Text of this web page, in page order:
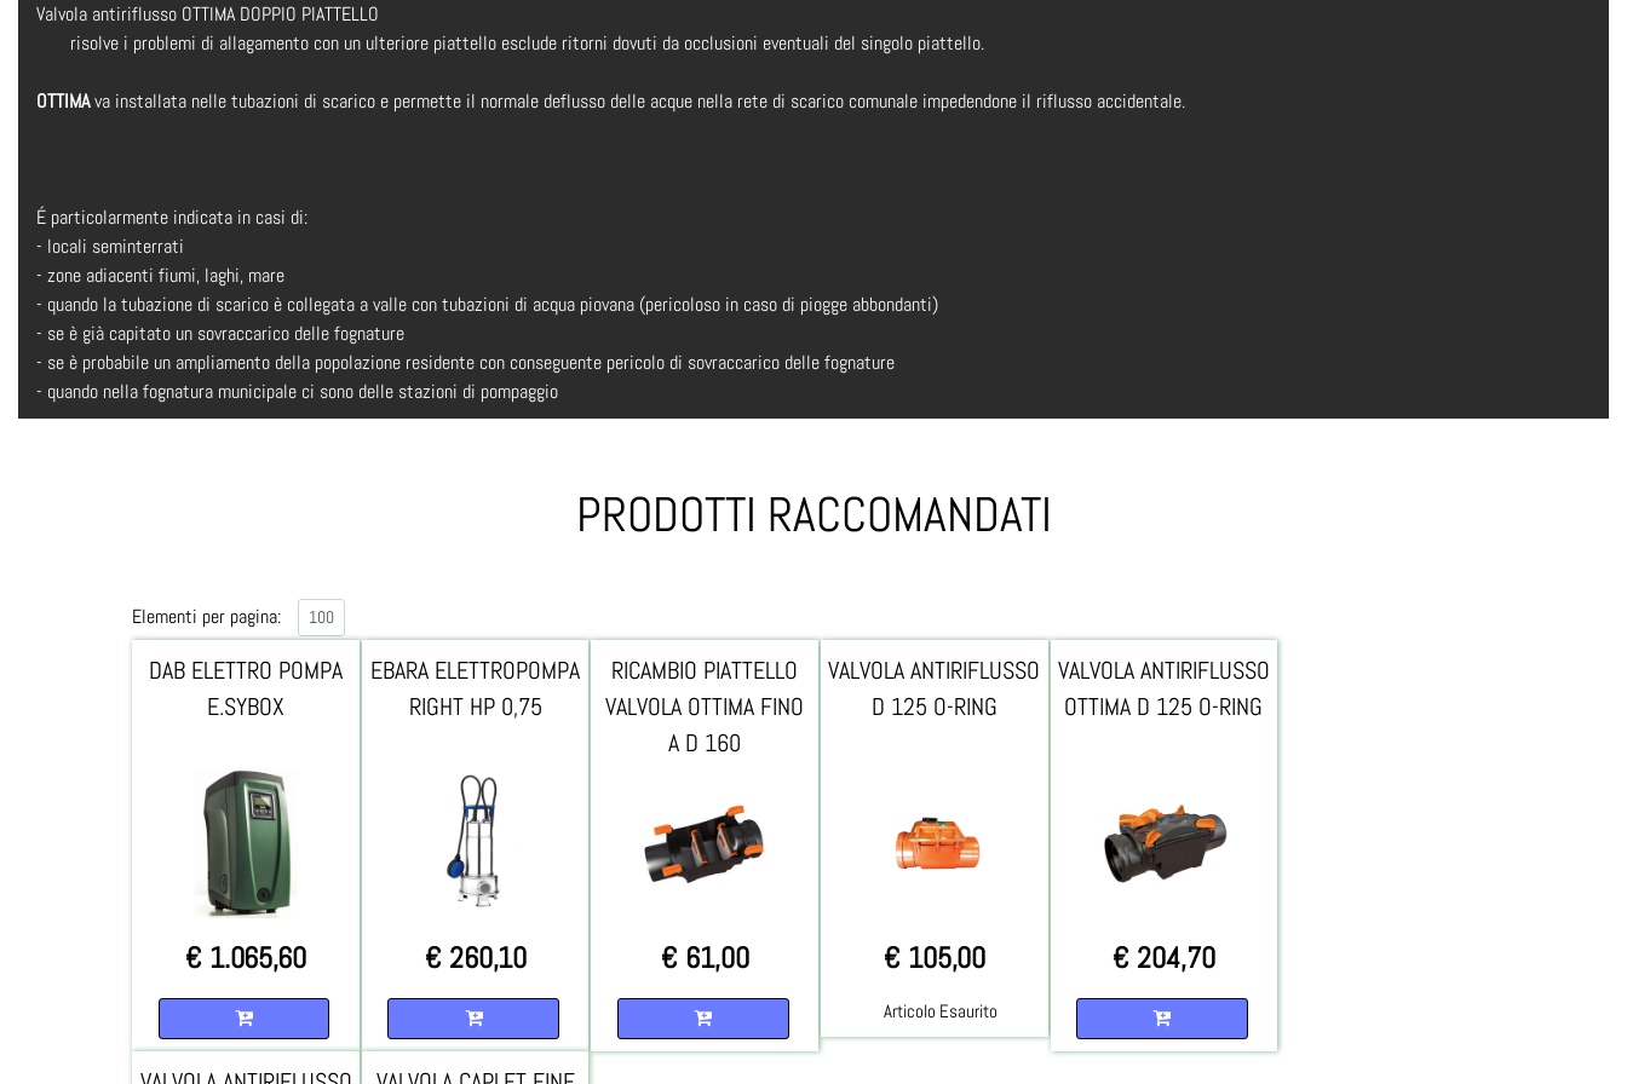
Valvola antiriflusso OTTIMA DOPPIO PIATTELLO
risolve i problemi di allagamento con un ulteriore piattello esclude ritorni dovuti da occlusioni eventuali del singolo piattello.
OTTIMAva installata nelle tubazioni di scarico e permette il normale deflusso delle acque nella rete di scarico comunale impedendone il riflusso accidentale.
É particolarmente indicata in casi di:
- locali seminterrati
- zone adiacenti fiumi, laghi, mare
- quando la tubazione di scarico è collegata a valle con tubazioni di acqua piovana (pericoloso in caso di piogge abbondanti)
- se è già capitato un sovraccarico delle fognature
- se è probabile un ampliamento della popolazione residente con conseguente pericolo di sovraccarico delle fognature
- quando nella fognatura municipale ci sono delle stazioni di pompaggio
PRODOTTI RACCOMANDATI
Elementi per pagina:
DAB ELETTRO POMPA
E.SYBOX
€ 1.065,60
EBARA ELETTROPOMPA
RIGHT HP 0,75
€ 260,10
RICAMBIO PIATTELLO
VALVOLA OTTIMA FINO
A D 160
€ 61,00
VALVOLA ANTIRIFLUSSO
D 125 O-RING
€ 105,00
Articolo Esaurito
VALVOLA ANTIRIFLUSSO
OTTIMA D 125 O-RING
€ 204,70